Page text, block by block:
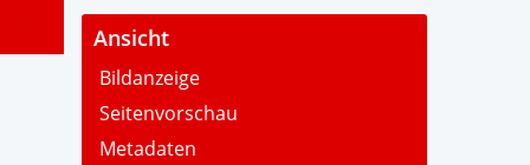
- Ansicht
Bildanzeige
Seitenvorschau
Metadaten